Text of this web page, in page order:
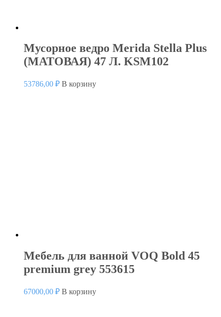
Мусорное ведро Merida Stella Plus
(МАТОВАЯ) 47 Л. KSM102
53786,00 ₽ В корзину
Мебель для ванной VOQ Bold 45
premium grey 553615
67000,00 ₽ В корзину